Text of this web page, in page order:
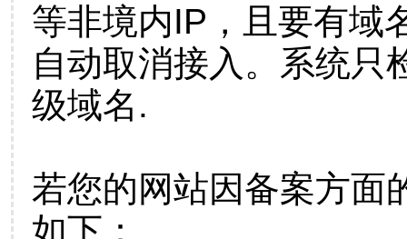
等非境内IP，且要有域
自动取消接入。系统只
级域名.
若您的网站因备案方面
如下：